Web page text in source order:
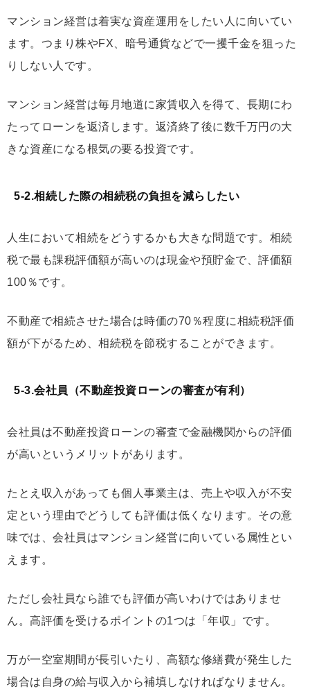
マンション経営は着実な資産運用をしたい人に向いてい
ます。つまり株やFX、暗号通貨などで一攫千金を狙った
りしない人です。
マンション経営は毎月地道に家賃収入を得て、長期にわ
たってローンを返済します。返済終了後に数千万円の大
きな資産になる根気の要る投資です。
5-2.相続した際の相続税の負担を減らしたい
人生において相続をどうするかも大きな問題です。相続
税で最も課税評価額が高いのは現金や預貯金で、評価額
100％です。
不動産で相続させた場合は時価の70％程度に相続税評価
額が下がるため、相続税を節税することができます。
5-3.会社員（不動産投資ローンの審査が有利）
会社員は不動産投資ローンの審査で金融機関からの評価
が高いというメリットがあります。
たとえ収入があっても個人事業主は、売上や収入が不安
定という理由でどうしても評価は低くなります。その意
味では、会社員はマンション経営に向いている属性とい
えます。
ただし会社員なら誰でも評価が高いわけではありませ
ん。高評価を受けるポイントの1つは「年収」です。
万が一空室期間が長引いたり、高額な修繕費が発生した
場合は自身の給与収入から補填しなければなりません。